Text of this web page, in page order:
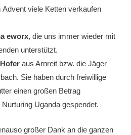
Advent viele Ketten verkaufen
eworx, die uns immer wieder mit
unterstützt.
aus Arnreit bzw. die Jäger
Sie haben durch freiwillige
einen großen Betrag
Uganda gespendet.
großer Dank an die ganzen